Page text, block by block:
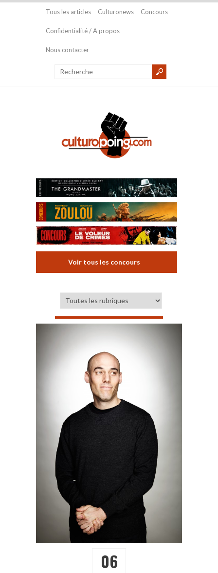
Tous les articles Culturonews Concours
Confidentialité / A propos
Nous contacter
Voir tous les concours
06